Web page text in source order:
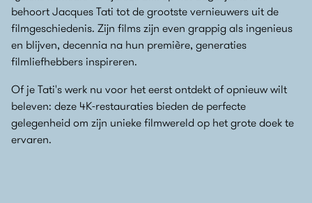
behoort Jacques Tati tot de grootste vernieuwers uit de
filmgeschiedenis. Zijn films zijn even grappig als ingenieus
en blijven, decennia na hun première, generaties
filmliefhebbers inspireren.
Of je Tati's werk nu voor het eerst ontdekt of opnieuw wilt
beleven: deze 4K-restauraties bieden de perfecte
gelegenheid om zijn unieke filmwereld op het grote doek te
ervaren.